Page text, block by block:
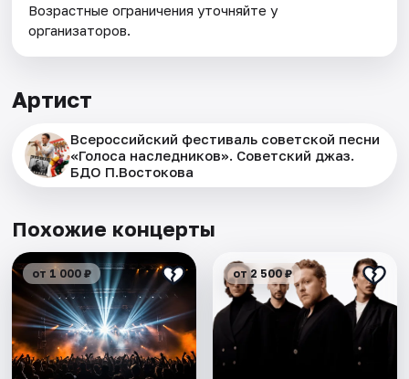
Возрастные ограничения уточняйте у
организаторов.
Артист
Всероссийский фестиваль советской песни
«Голоса наследников». Советский джаз.
БДО П.Востокова
Похожие концерты
от 1 000 ₽ от 2 500 ₽